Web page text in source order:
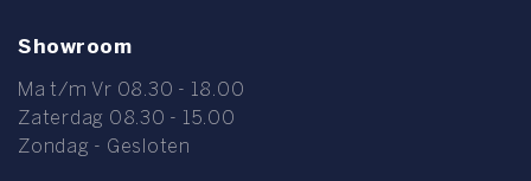
Showroom
Ma t/m Vr 08.30 - 18.00
Zaterdag 08.30 - 15.00
Zondag - Gesloten